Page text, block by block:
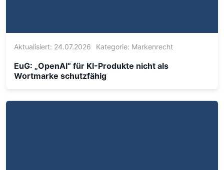
Aktualisiert: 24.07.2026 Kategorie: Markenrecht
EuG: „OpenAI“ für KI-Produkte nicht als
Wortmarke schutzfähig